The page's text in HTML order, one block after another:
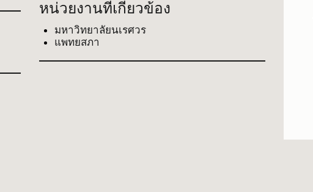
หน่วยงานที่เกี่ยวข้อง
มหาวิทยาลัยนเรศวร
แพทยสภา